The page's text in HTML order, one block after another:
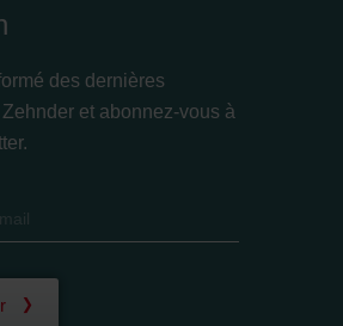
des dernières
et abonnez-vous à